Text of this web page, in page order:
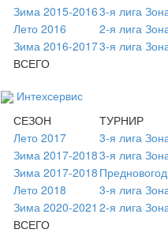
Зима 2015-20163-я лига
Лето 2016
2-я лига
Зима 2016-20173-я лига
ВСЕГО
Интехсервис
СЕЗОН
ТУРНИР
Лето 2017
3-я лига
Зима 2017-20183-я лига
Зима 2017-2018
Лето 2018
3-я лига
Зима 2020-2021 2-я лига
ВСЕГО